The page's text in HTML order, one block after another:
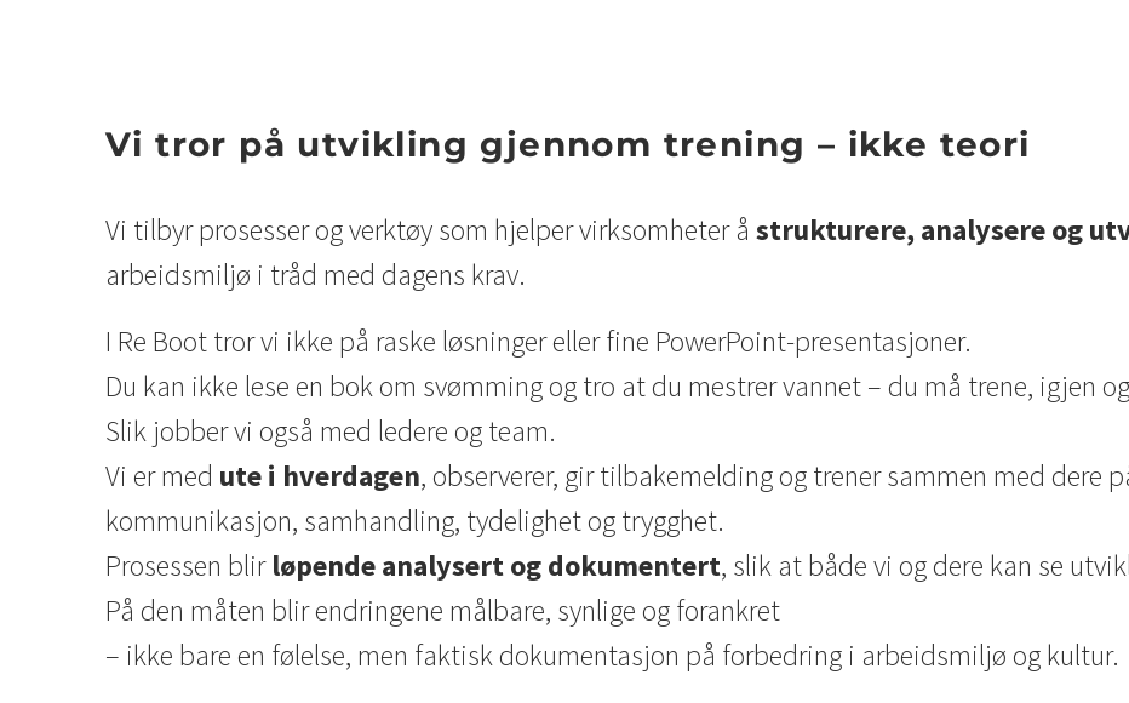
Vi tror på utvikling gjennom trening – ikke teori
Vi tilbyr prosesser og verktøy som hjelper virksomheter å strukturere, analysere og
arbeidsmiljø i tråd med dagens krav.
I Re Boot tror vi ikke på raske løsninger eller fine PowerPoint-presentasjoner.
Du kan ikke lese en bok om svømming og tro at du mestrer vannet – du må trene, igjen
Slik jobber vi også med ledere og team.
Vi er med ute i hverdagen, observerer, gir tilbakemelding og trener sammen med dere
kommunikasjon, samhandling, tydelighet og trygghet.
Prosessen blirløpende analysert og dokumentert, slik at både vi og dere kan se
På den måten blir endringene målbare, synlige og forankret
– ikke bare en følelse, men faktisk dokumentasjon på forbedring i arbeidsmiljø og kultur.